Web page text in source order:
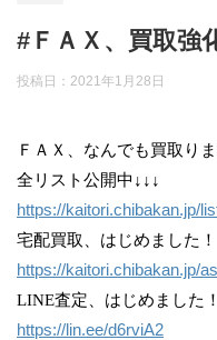
#ＦＡＸ、買取強
投稿日： 2021年1月28日
ＦＡＸ、なんでも買取りま
全リスト公開中↓↓↓
https://kaitori.chibakan.jp/
宅配買取、はじめました！
https://kaitori.chibakan.jp/
LINE査定、はじめました！
https://lin.ee/d6rviA2